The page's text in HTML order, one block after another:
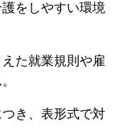
をしやすい環境
た就業規則や雇
き、表形式で対